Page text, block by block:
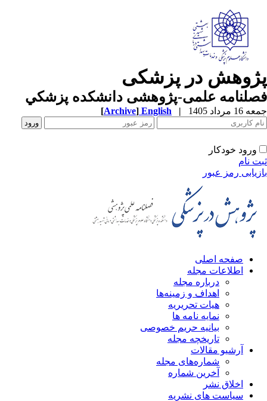
در پزشکی
علمی-پژوهشی دانشکده پزشکي
مرداد 1405 |
English
[Archive]
ورود خودکار
نام
رمز عبور
صفحه اصلی
اطلاعات مجله
درباره مجله
اهداف و زمینه‌ها
هیات تحریریه
نمایه نامه ها
بیانیه حریم خصوصی
تاریخچه مجله
آرشیو مقالات
شماره‌های مجله
آخرین شماره
اخلاق نشر
سیاست های نشریه